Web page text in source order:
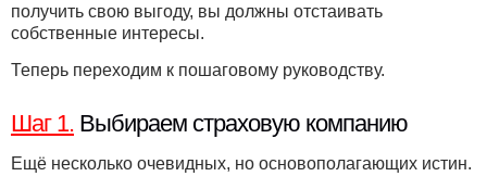
получить свою выгоду, вы должны отстаивать
собственные интересы.
Теперь переходим к пошаговому руководству.
Шаг 1. Выбираем страховую компанию
Ещё несколько очевидных, но основополагающих истин.